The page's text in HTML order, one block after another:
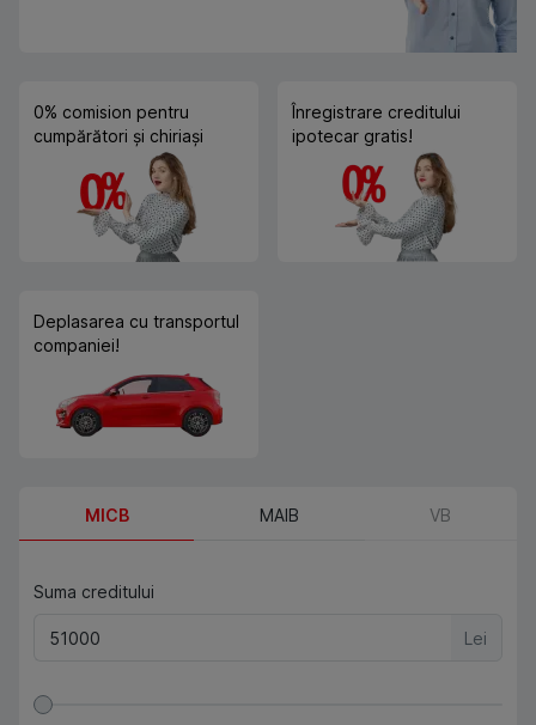
0% comision pentru
cumpărători și chiriași
Înregistrare creditului
ipotecar gratis!
Deplasarea cu transportul
companiei!
MICB MAIB VB
Suma creditului
Lei